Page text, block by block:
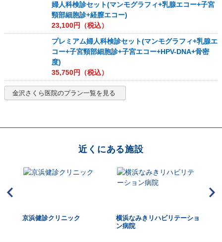
婦人科検診セット(マンモグラフィ+乳腺エコー+子宮
頸部細胞診+経膣エコー)
23,100円（税込）
プレミアム婦人科検診セット(マンモグラフィ+乳腺エ
コー+子宮頸部細胞診+子宮エコー+HPV-DNA+骨密
度)
35,750円（税込）
金沢さくら医院のプラン一覧を見る
近くにある施設
京浜健診クリニック
横浜なみきリハビリテーショ
ン病院